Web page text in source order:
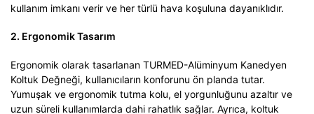
kullanım imkanı verir ve her türlü hava koşuluna dayanıklıdır.
2. Ergonomik Tasarım
Ergonomik olarak tasarlanan TURMED-Alüminyum Kanedyen
Koltuk Değneği, kullanıcıların konforunu ön planda tutar.
Yumuşak ve ergonomik tutma kolu, el yorgunluğunu azaltır ve
uzun süreli kullanımlarda dahi rahatlık sağlar. Ayrıca, koltuk